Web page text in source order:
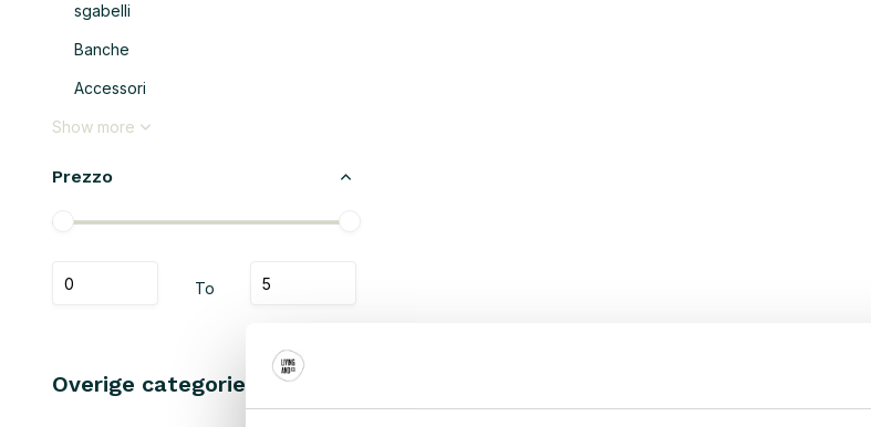
sgabelli
Banche
Accessori
Show more
Prezzo
To
Overige categorieën in MARCHI